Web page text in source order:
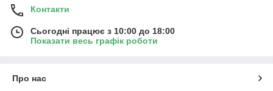
Контакти
Сьогодні працює з 10:00 до 18:00
Показати весь графік роботи
Про нас